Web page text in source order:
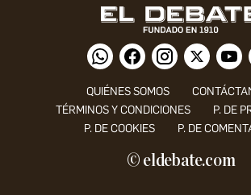
QUIÉNES SOMOS
TÉRMINOS Y CONDICIONES
P. DE
P. DE COOKIES
P. DE
© eldebate.com